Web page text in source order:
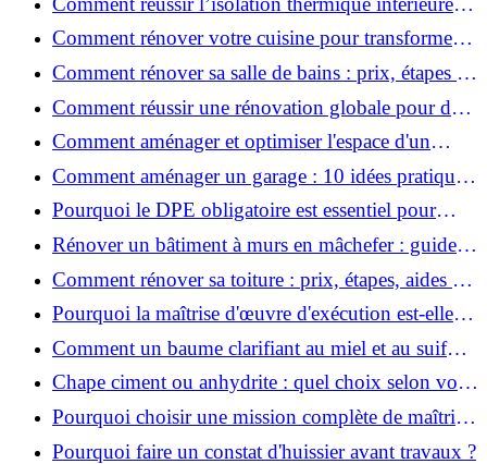
pour une maison économe en énergie ?
Comment rénover votre cuisine pour transformer
votre espace de vie ?
Comment rénover sa salle de bains : prix, étapes et
astuces ?
Comment réussir une rénovation globale pour des
économies et un confort durables?
Comment aménager et optimiser l'espace d'un
studio : 10 astuces pratiques ?
Comment aménager un garage : 10 idées pratiques
et efficaces ?
Pourquoi le DPE obligatoire est essentiel pour
vendre ou louer un bien ?
Rénover un bâtiment à murs en mâchefer : guide
pratique et solutions
Comment rénover sa toiture : prix, étapes, aides et
réglementation ?
Pourquoi la maîtrise d'œuvre d'exécution est-elle
indispensable pour vos chantiers ?
Comment un baume clarifiant au miel et au suif
peut-il purifier la peau ?
Chape ciment ou anhydrite : quel choix selon votre
projet ?
Pourquoi choisir une mission complète de maîtrise
d’œuvre pour réussir vos projets?
Pourquoi faire un constat d'huissier avant travaux ?